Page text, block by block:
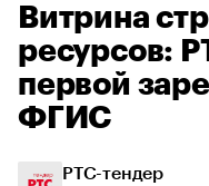
Витрина
ресурсов:
первой
ФГИС
РТС-тендер